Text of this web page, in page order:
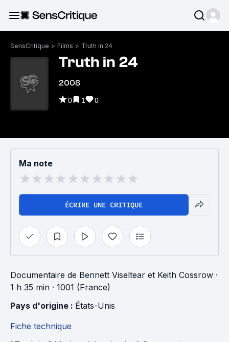
SensCritique > Films > Truth in 24
Truth in 24
2008
0 1 0
Ma note
ÉCRIRE UNE CRITIQUE
Documentaire de Bennett Viseltear et Keith Cossrow ·
1 h 35 min · 1001 (France)
Pays d'origine : États-Unis
Fiche technique